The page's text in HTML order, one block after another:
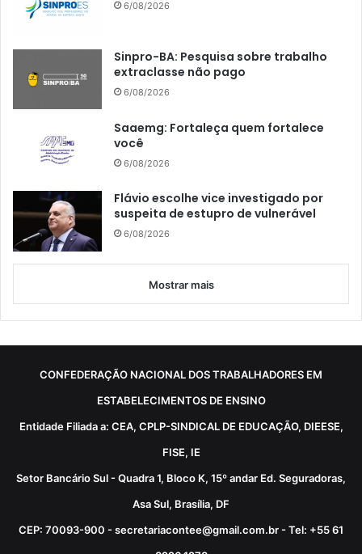
6/08/2026
Sinpro-BA: Pesquisa sobre trabalho
extraclasse não pago
6/08/2026
Saaemg: Fortaleça quem fortalece
você
6/08/2026
Flávio escolhe vice investigado por
suspeita de estupro de vulnerável
6/08/2026
Mostrar mais
CONFEDERAÇÃO NACIONAL DOS TRABALHADORES EM
ESTABELECIMENTOS DE ENSINO
Entidade Filiada a: CEA, CPLP-SINDICAL DE EDUCAÇÃO, DIEESE,
FISE, IE
Setor Bancário Sul - Quadra 1, Bloco K, 15º andar Ed. Seguradoras,
Asa Sul, Brasília, DF
CEP: 70093-900 - secretariacontee@gmail.com.br - Tel: +55 61